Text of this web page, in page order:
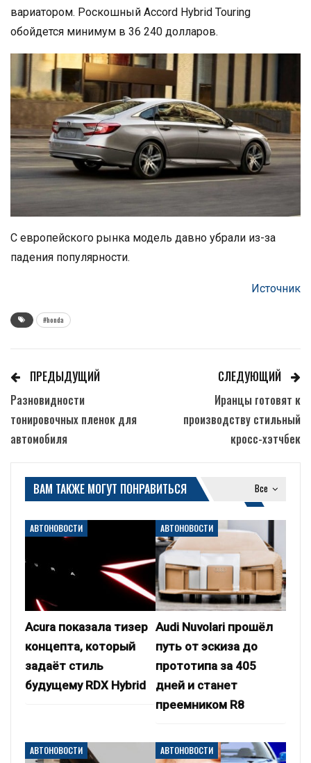
вариатором. Роскошный Accord Hybrid Touring
обойдется минимум в 36 240 долларов.
С европейского рынка модель давно убрали из-за
падения популярности.
Источник
#honda
ПРЕДЫДУЩИЙ
Разновидности
тонировочных пленок для
автомобиля
СЛЕДУЮЩИЙ
Иранцы готовят к
производству стильный
кросс-хэтчбек
Все
ВАМ ТАКЖЕ МОГУТ ПОНРАВИТЬСЯ
АВТОНОВОСТИ
Acura показала тизер
концепта, который
задаёт стиль
будущему RDX Hybrid
АВТОНОВОСТИ
Audi Nuvolari прошёл
путь от эскиза до
прототипа за 405
дней и станет
преемником R8
АВТОНОВОСТИ АВТОНОВОСТИ